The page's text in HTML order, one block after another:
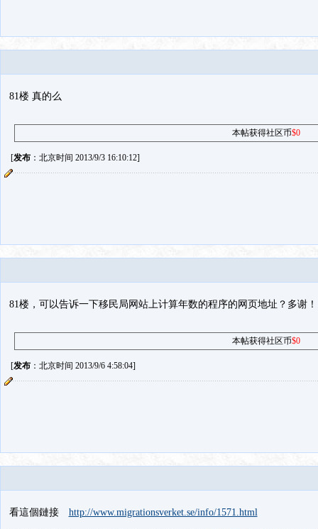
81楼 真的么
本帖获得社区币$0
[发布：北京时间 2013/9/3 16:10:12]
81楼，可以告诉一下移民局网站上计算年数的程序的网页地址？多谢！
本帖获得社区币$0
[发布：北京时间 2013/9/6 4:58:04]
看這個鏈接 http://www.migrationsverket.se/info/1571.html